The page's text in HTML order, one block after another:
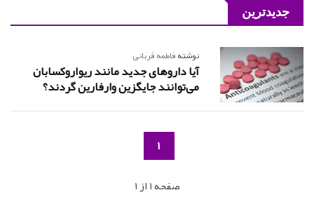
جدیدترین
نوشتهفاطمه قربانی
آیا داروهای جدید مانند ریواروکسابان
می‌توانند جایگزین وارفارین گردند؟
1
صفحه 1 از 1